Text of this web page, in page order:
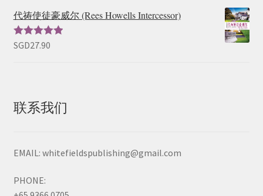
代祷使徒豪威尔 (Rees Howells Intercessor)
评分5.00
SGD27.90
联系我们
EMAIL: whitefieldspublishing@gmail.com
PHONE: